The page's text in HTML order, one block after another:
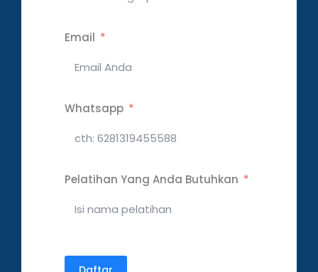
Email
Whatsapp
Pelatihan Yang Anda Butuhkan